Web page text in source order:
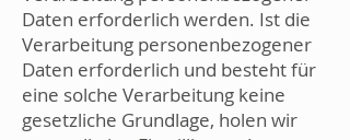
Daten erforderlich werden. Ist die
Verarbeitung personenbezogener
Daten erforderlich und besteht für
eine solche Verarbeitung keine
gesetzliche Grundlage, holen wir